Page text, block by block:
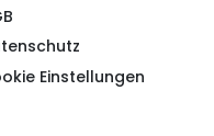
Einstellungen